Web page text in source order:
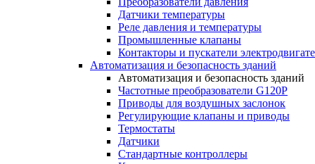
Датчики температуры
Реле давления и температуры
Промышленные клапаны
Контакторы и пускатели
Автоматизация и безопасность зданий
Автоматизация и безопасность зданий
Частотные преобразователи G120P
Приводы для воздушных заслонок
Регулирующие клапаны и приводы
Термостаты
Датчики
Стандартные контроллеры